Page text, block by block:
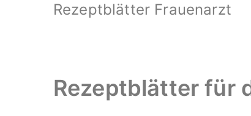
Rezeptblätter Frauenarzt
Rezeptblätter für